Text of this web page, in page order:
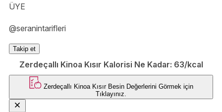
ÜYE
@seranintarifleri
Takip et
Zerdeçallı Kinoa Kısır Kalorisi Ne Kadar: 63/kcal
Zerdeçallı Kinoa Kısır
Besin Değerlerini Görmek için
Tıklayınız.